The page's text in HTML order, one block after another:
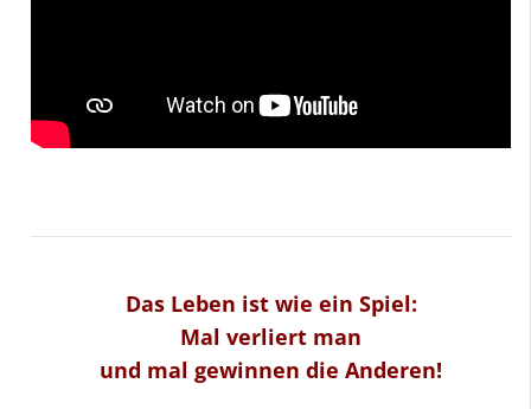
Das Leben ist wie ein Spiel:
Mal verliert man
und mal gewinnen die Anderen!